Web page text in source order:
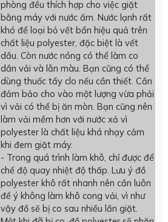
phòng đều thích hợp cho việc giặt
bằng máy với nước ấm. Nước lạnh rất
khó để loại bỏ vết bẩn hiệu quả trên
chất liệu polyester, đặc biệt là vết
dầu. Còn nước nóng có thể làm co
dần vải và lẫn màu. Bạn cũng có thể
dùng thuốc tẩy clo nếu cần thiết. Cần
đảm bảo cho vào một lượng vừa phải
vì vải có thể bị ăn mòn. Bạn cũng nên
làm vải mềm hơn với nước xả vì
polyester là chất liệu khá nhạy cảm
khi đem giặt máy.
- Trong quá trình làm khô, chỉ được để
chế độ quay nhiệt độ thấp. Lưu ý đồ
polyester khô rất nhanh nên cần luôn
để ý không làm khô cong vải, vì như
vậy đồ sẽ bị co sau nhiều lần giặt.